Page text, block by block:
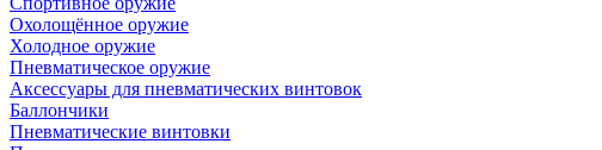
Охолощённое оружие
Холодное оружие
Пневматическое оружие
Аксессуары для пневматических винтовок
Баллончики
Пневматические винтовки